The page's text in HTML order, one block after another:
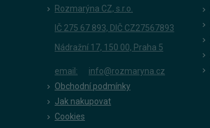
Rozmarýna CZ, s.r.o.
IČ 275 67 893, DIČ CZ27567893
Nádražní 17, 150 00, Praha 5
email:
info@rozmaryna.cz
Obchodní podmínky
Jak nakupovat
Cookies